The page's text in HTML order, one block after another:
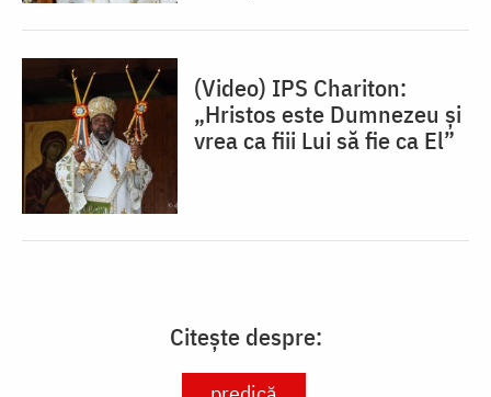
(Video) IPS Chariton:
„Hristos este Dumnezeu și
vrea ca fiii Lui să fie ca El”
Citește despre: